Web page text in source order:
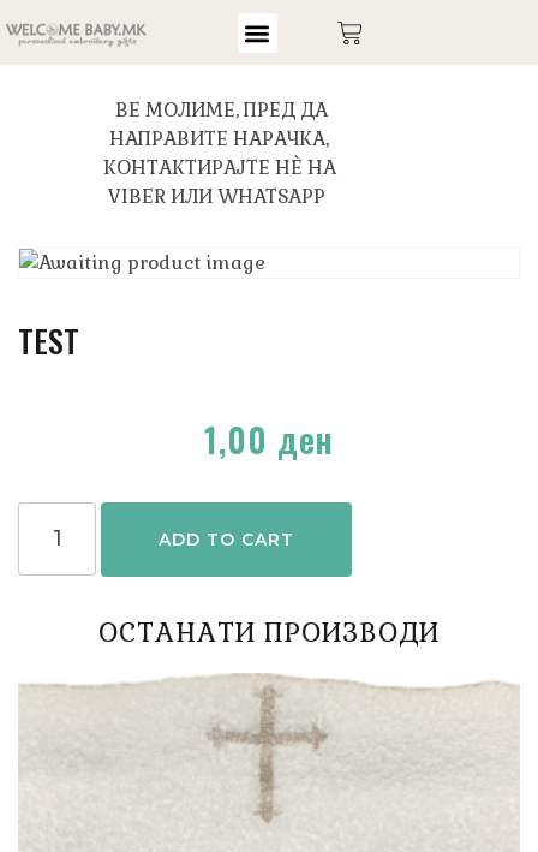
ВЕ МОЛИМЕ, ПРЕД ДА
НАПРАВИТЕ НАРАЧКА,
КОНТАКТИРАЈТЕ НЀ НА
VIBER ИЛИ WHATSAPP
TEST
1,00 ден
ADD TO CART
ОСТАНАТИ ПРОИЗВОДИ